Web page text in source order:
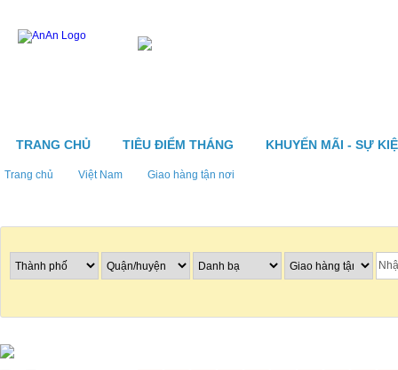
TRANG CHỦ TIÊU ĐIỂM THÁNG KHUYẾN MÃI - SỰ
Trang chủ Việt Nam Giao hàng tận nơi